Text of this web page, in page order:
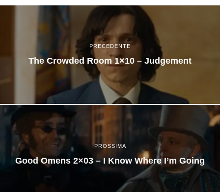
PRECEDENTE
The Crowded Room 1×10 – Judgement
PROSSIMA
Good Omens 2×03 – I Know Where I’m Going